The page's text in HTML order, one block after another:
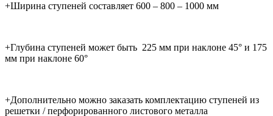
+Ширина ступеней составляет 600 – 800 – 1000 мм
+Глубина ступеней может быть 225 мм при наклоне 45° и 175
мм при наклоне 60°
+Дополнительно можно заказать комплектацию ступеней из
решетки / перфорированного листового металла